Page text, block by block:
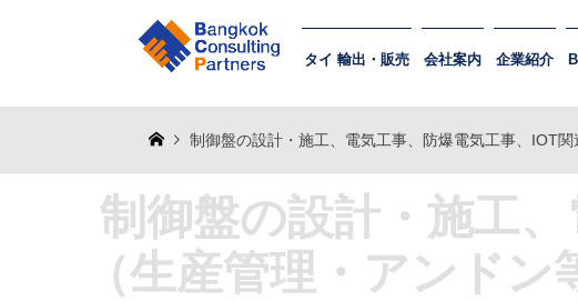
タイ 輸出・販売 会社案内 企業紹介
制御盤の設計・施工、電気工事、防爆電気工事、IOT関連事業（生産管理・ア
制御盤の設計・施工
（生産管理・アンド